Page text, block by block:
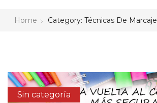
Home Category: Técnicas De Marcaje
Sin categoría